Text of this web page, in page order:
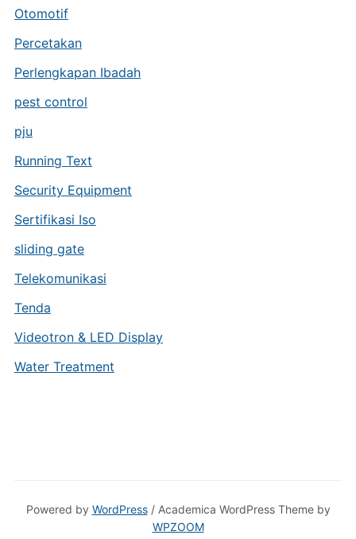
Otomotif
Percetakan
Perlengkapan Ibadah
pest control
pju
Running Text
Security Equipment
Sertifikasi Iso
sliding gate
Telekomunikasi
Tenda
Videotron & LED Display
Water Treatment
Powered by WordPress/ Academica WordPress Theme by
WPZOOM